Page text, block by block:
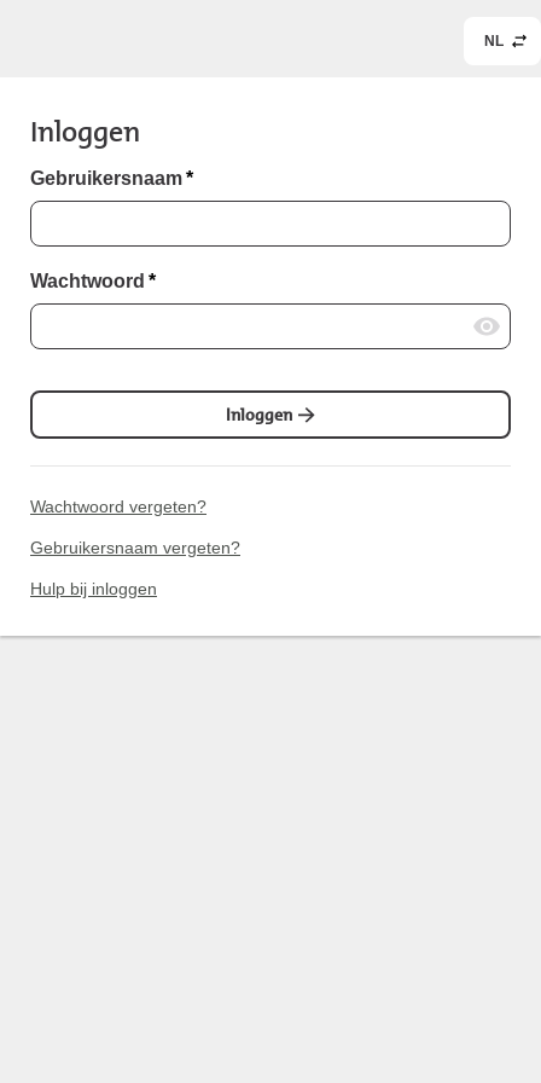
NL
Inloggen
Gebruikersnaam*
Wachtwoord *
Inloggen
Wachtwoord vergeten?
Gebruikersnaam vergeten?
Hulp bij inloggen